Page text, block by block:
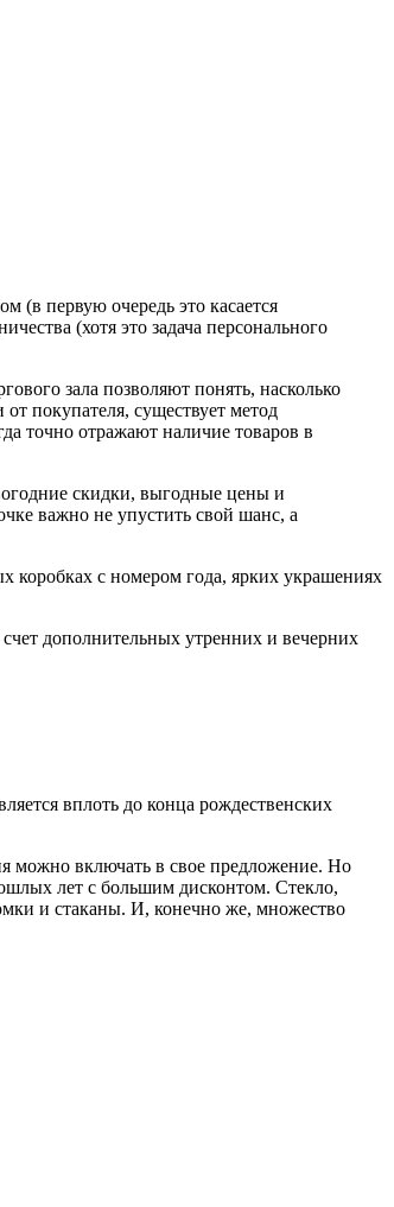
(в первую очередь это касается
(хотя это задача персонального
зала позволяют понять, насколько
покупателя, существует метод
точно отражают наличие товаров в
скидки, выгодные цены и
важно не упустить свой шанс, а
коробках с номером года, ярких украшениях
дополнительных утренних и вечерних
вплоть до конца рождественских
можно включать в свое предложение. Но
лет с большим дисконтом. Стекло,
и стаканы. И, конечно же, множество